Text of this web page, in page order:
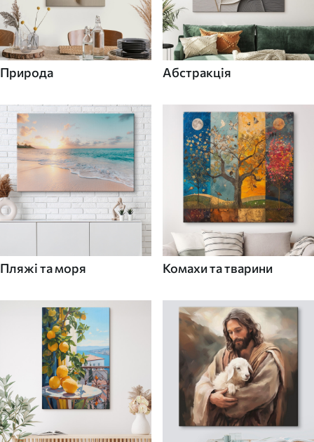
Природа Абстракція
Пляжі та моря Комахи та тварини